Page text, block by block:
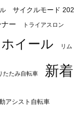
サイクルモード 202
ー トライアスロン
ホイール リム
たたみ自転車
新着
アシスト自転車